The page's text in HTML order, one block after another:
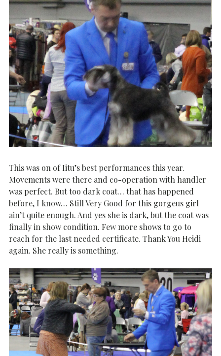
This was on of Iitu’s best performances this year.
Movements were there and co-operation with handler
was perfect. But too dark coat… that has happened
before, I know… Still Very Good for this gorgeus girl
ain’t quite enough. And yes she is dark, but the coat was
finally in show condition. Few more shows to go to
reach for the last needed certificate. Thank You Heidi
again. She really is something.